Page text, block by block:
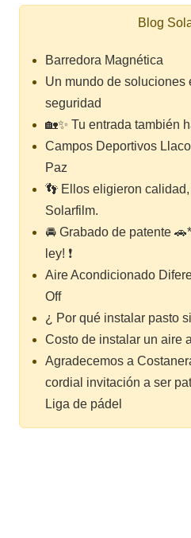
Blog
Barredora Magnética
Un mundo de soluciones
seguridad
🏡✨ Tu entrada también
Campos Deportivos
Paz
👣 Ellos eligieron
Solarfilm.
🚘 Grabado de patente
ley! ❗
Aire Acondicionado
Off
¿ Por qué instalar pasto
Costo de instalar un aire
Agradecemos a
cordial invitación a ser
Liga de pádel